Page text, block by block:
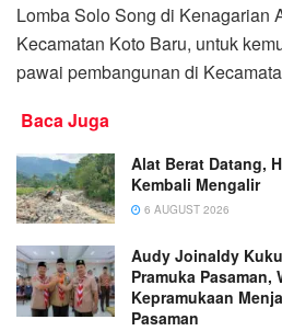
Lomba Solo Song di Kenagarian
Kecamatan Koto Baru, untuk
pawai pembangunan di
Baca Juga
Alat Berat Datang,
Kembali Mengalir
6 AUGUST 2026
Audy Joinaldy
Pramuka Pasaman,
Kepramukaan
Pasaman